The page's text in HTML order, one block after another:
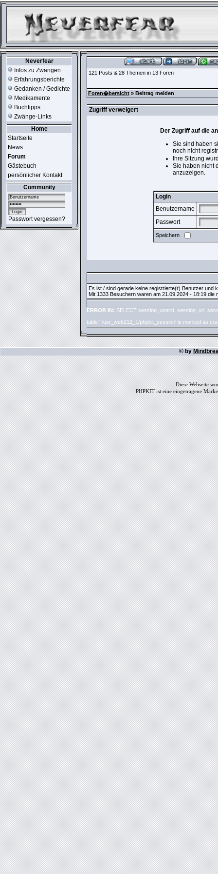
Neverfear
Infos zu Zwängen
Erfahrungsberichte
Gedanken / Gedichte
Medikamente
Buchtipps
Zwänge-Links
Home
Startseite
News
Forum
Gästebuch
persönlicher Kontakt
Community
Passwort vergessen?
121 Posts & 28 Themen in 13 Foren
Foren�bersicht » Beitrag melden
Zugriff verweigert
Der Zugriff auf die
Sie sind haben
noch nicht
Ihre Sitzung
Sie haben nicht
anzuzeigen.
Login
Benutzername
Passwort
Speichern
Es ist / sind gerade keine registrierte(r) Benutzer und
Mit 1333 Besuchern waren am 21.09.2024 - 18:19 die
ERROR IN: SELECT session_userid, session_url,
table './usr_web212_1/phpkit_session' is marked as
© by
Diese Webseite
PHPKIT ist eine eingetragene